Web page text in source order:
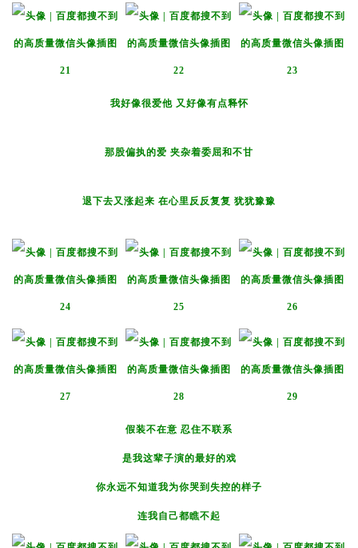
我好像很爱他 又好像有点释怀
那股偏执的爱 夹杂着委屈和不甘
退下去又涨起来 在心里反反复复 犹犹豫豫
假装不在意 忍住不联系
是我这辈子演的最好的戏
你永远不知道我为你哭到失控的样子
连我自己都瞧不起